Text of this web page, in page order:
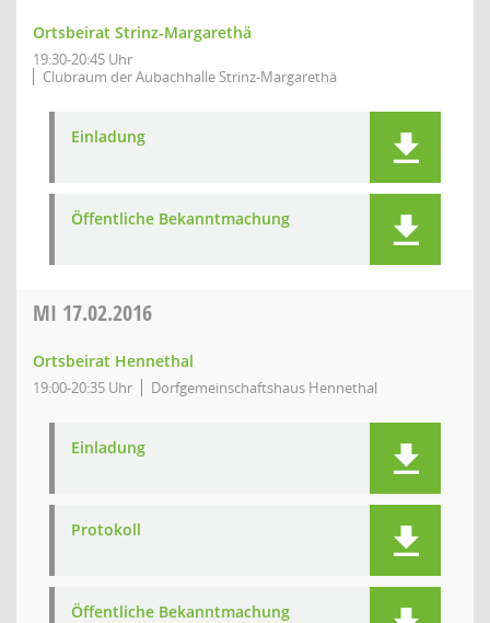
Ortsbeirat Strinz-Margarethä
19:30-20:45 Uhr
Clubraum der Aubachhalle Strinz-Margarethä
Einladung
Öffentliche Bekanntmachung
MI 17.02.2016
Ortsbeirat Hennethal
19:00-20:35 Uhr Dorfgemeinschaftshaus Hennethal
Einladung
Protokoll
Öffentliche Bekanntmachung